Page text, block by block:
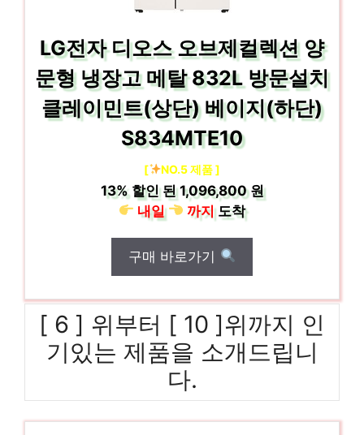
LG전자 디오스 오브제컬렉션 양
문형 냉장고 메탈 832L 방문설치
클레이민트(상단) 베이지(하단)
S834MTE10
[ NO.5 제품 ]
13%할인 된1,096,800 원
내일
까지도착
구매 바로가기
[ 6 ] 위부터 [ 10 ]위까지 인
기있는 제품을 소개드립니
다.